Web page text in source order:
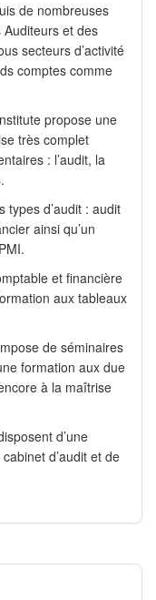
de nombreuses
et des
secteurs d’activité
comptes comme
propose une
très complet
: l’audit, la
types d’audit : audit
ainsi qu’un
et financière
aux tableaux
de séminaires
formation aux due
à la maîtrise
d’une
d’audit et de